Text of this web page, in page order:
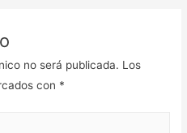
no será publicada. Los
con *